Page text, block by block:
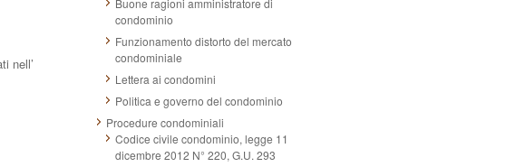
nell’
condominio
Funzionamento distorto del mercato
condominiale
Lettera ai condomini
Politica e governo del condominio
Procedure condominiali
Codice civile condominio, legge 11
dicembre 2012 N° 220, G.U. 293